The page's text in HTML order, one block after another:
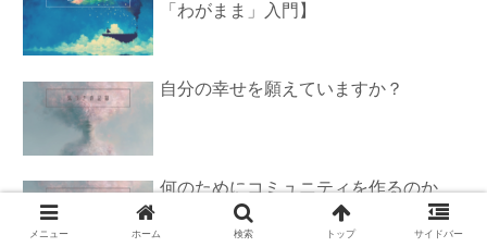
「わがまま」入門】
自分の幸せを願えていますか？
何のためにコミュニティを作るのか
メニュー ホーム 検索 トップ サイドバー